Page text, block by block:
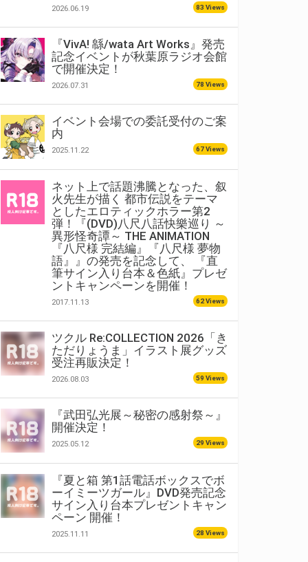
2026.06.19 83 Views
『VivA! 緜/wata Art Works』発売
記念イベントが秋葉原ラジオ会館
で開催決定！
2026.07.31 78 Views
イベント会場での委託受付のご案
内
2025.11.22 67 Views
ネット上で話題沸騰となった、叙
火先生が描く 都市伝説をテーマ
としたエロティックホラー第2
弾！『(DVD)八尺八話快樂巡り ～
異形怪奇譚～ THE ANIMATION
『八尺様 完結編』『八尺様 夢物
語』』の発売を記念して、 『直
筆サイン入り台本＆色紙』プレゼ
ントキャンペーンを開催！
2017.11.13 62 Views
ツクル Re:COLLECTION 2026「き
ただりょうま」イラスト展グッズ
受注再販決定！
2026.08.03 59 Views
『武田弘光展～秘密の感射祭～』
開催決定！
2025.05.12 29 Views
『夏と箱 第1話電話ボックスでボ
ーイミーツガール』DVD発売記念
サイン入り台本プレゼントキャン
ペーン 開催！
2025.11.11 28 Views